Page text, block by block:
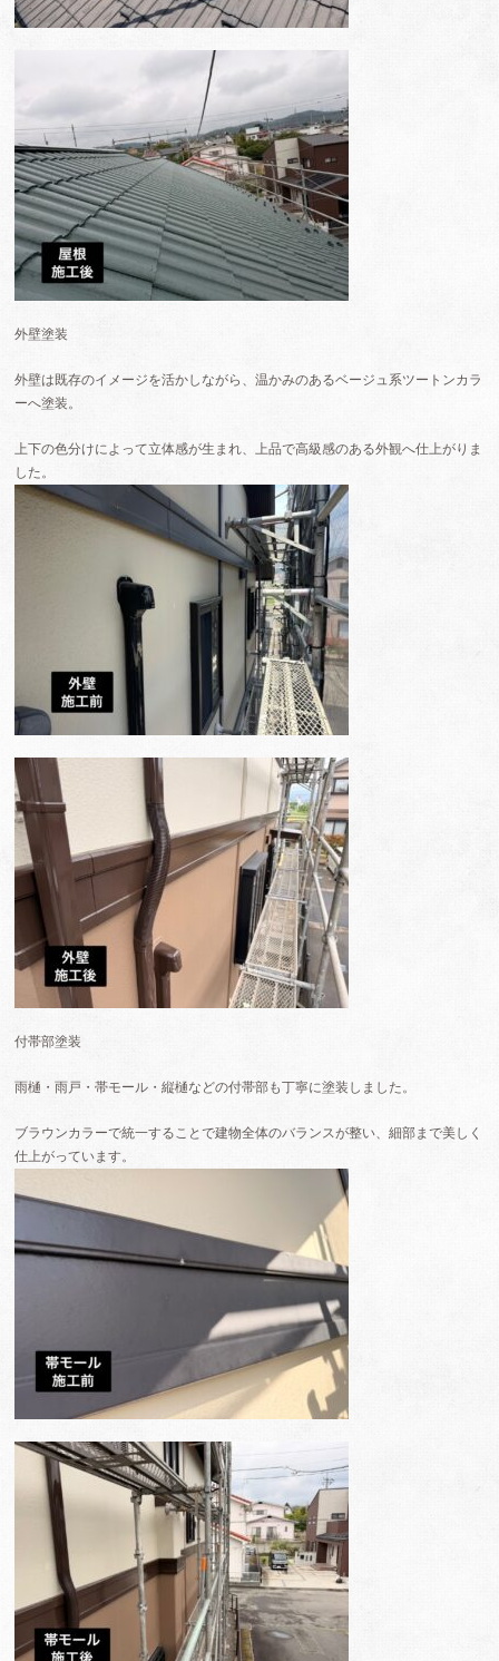
外壁塗装
外壁は既存のイメージを活かしながら、温かみのあるベージュ系ツートンカラ
ーへ塗装。
上下の色分けによって立体感が生まれ、上品で高級感のある外観へ仕上がりま
した。
付帯部塗装
雨樋・雨戸・帯モール・縦樋などの付帯部も丁寧に塗装しました。
ブラウンカラーで統一することで建物全体のバランスが整い、細部まで美しく
仕上がっています。